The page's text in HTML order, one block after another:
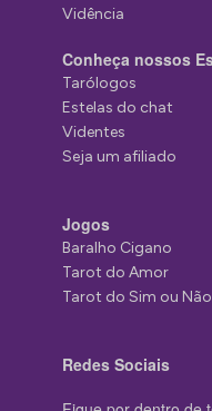
Vidência
Conheça nossos
Tarólogos
Estelas do chat
Videntes
Seja um afiliado
Jogos
Baralho Cigano
Tarot do Amor
Tarot do Sim ou Não
Redes Sociais